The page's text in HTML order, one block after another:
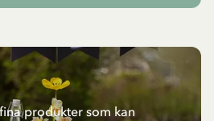
produkter som kan